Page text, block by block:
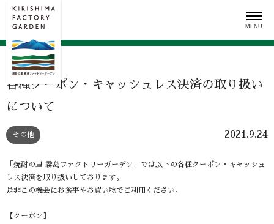
Skip
各種クーポン・キャッシュレス決済の取り扱い
について
その他 2021.9.24
「焼酎の里 霧島ファクトリーガーデン」では以下の各種クーポン・キャッシュ
レス決済を取り扱いしております。
是非この機会にお食事やお買い物でご利用ください。
【クーポン】